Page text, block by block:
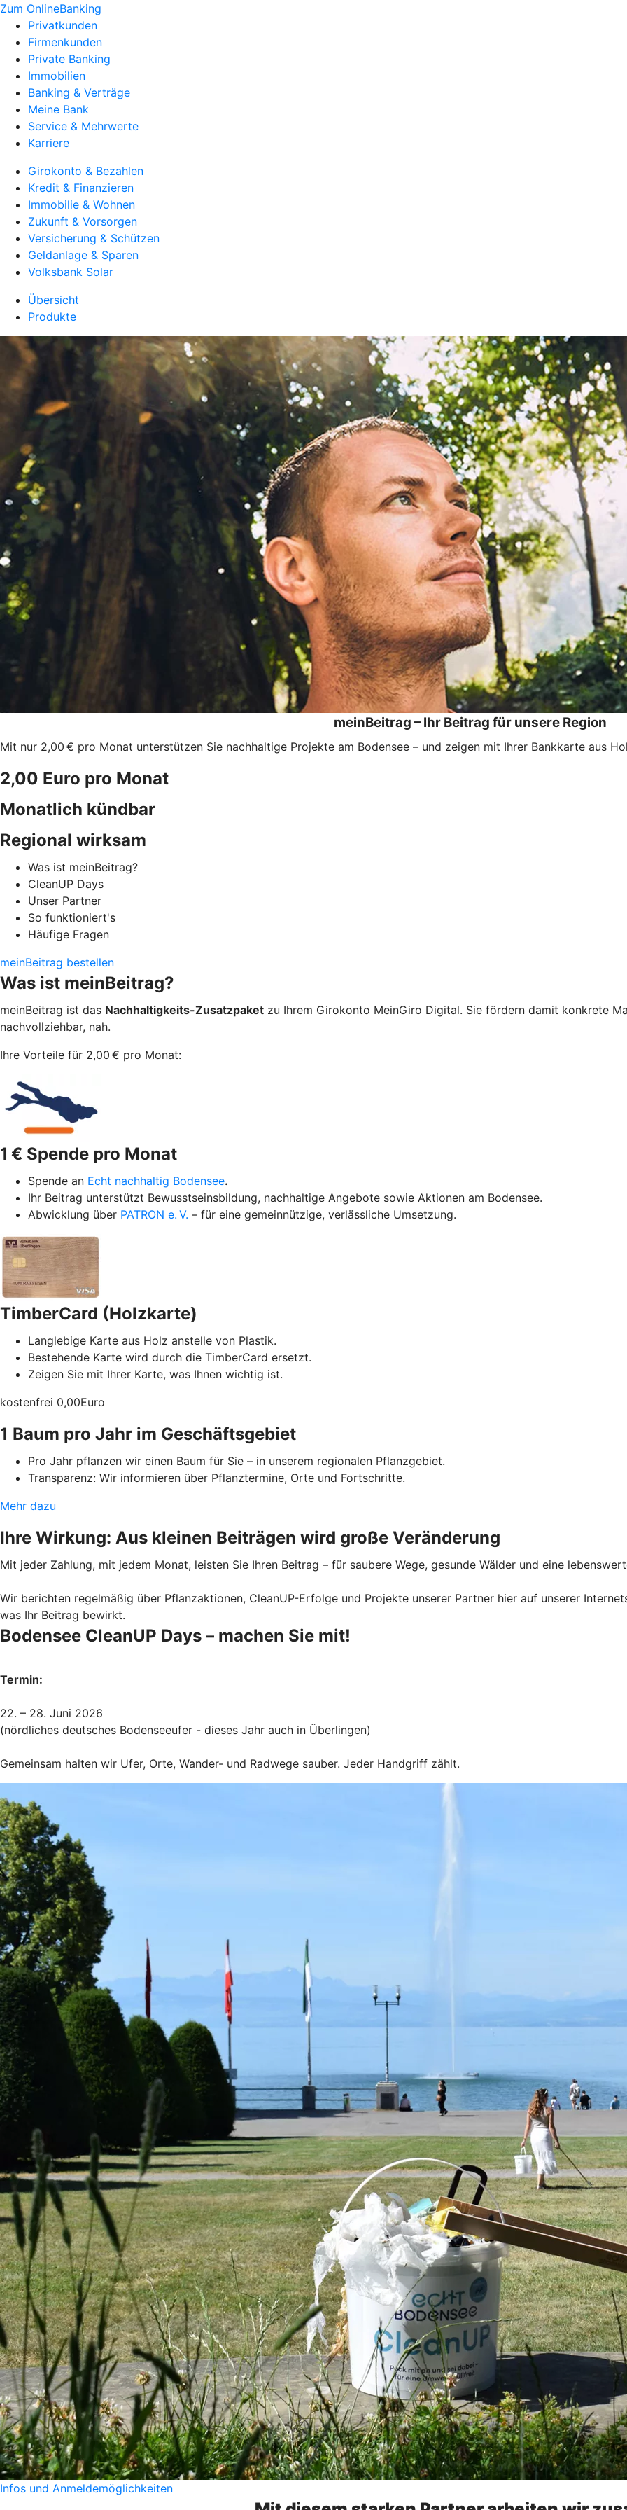
Zum OnlineBanking
Privatkunden
Firmenkunden
Private Banking
Immobilien
Banking & Verträge
Meine Bank
Service & Mehrwerte
Karriere
Girokonto & Bezahlen
Kredit & Finanzieren
Immobilie & Wohnen
Zukunft & Vorsorgen
Versicherung & Schützen
Geldanlage & Sparen
Volksbank Solar
Übersicht
Produkte
meinBeitrag – Ihr Beitrag für unsere Region
Mit nur 2,00 € pro Monat unterstützen Sie nachhaltige Projekte am Bodensee – und zeigen mit Ihrer Bankkarte aus
2,00 Euro pro Monat
Monatlich kündbar
Regional wirksam
Was ist meinBeitrag?
CleanUP Days
Unser Partner
So funktioniert's
Häufige Fragen
meinBeitrag bestellen
Was ist meinBeitrag?
meinBeitrag ist das Nachhaltigkeits-Zusatzpaket zu Ihrem Girokonto MeinGiro Digital. Sie fördern damit konkrete
nachvollziehbar, nah.
Ihre Vorteile für 2,00 € pro Monat:
1 € Spende pro Monat
Spende an Echt nachhaltig Bodensee.
Ihr Beitrag unterstützt Bewusstseinsbildung, nachhaltige Angebote sowie Aktionen am Bodensee.
Abwicklung über PATRON e. V. – für eine gemeinnützige, verlässliche Umsetzung.
TimberCard (Holzkarte)
Langlebige Karte aus Holz anstelle von Plastik.
Bestehende Karte wird durch die TimberCard ersetzt.
Zeigen Sie mit Ihrer Karte, was Ihnen wichtig ist.
kostenfrei 0,00Euro
1 Baum pro Jahr im Geschäftsgebiet
Pro Jahr pflanzen wir einen Baum für Sie – in unserem regionalen Pflanzgebiet.
Transparenz: Wir informieren über Pflanztermine, Orte und Fortschritte.
Mehr dazu
Ihre Wirkung: Aus kleinen Beiträgen wird große Veränderung
Mit jeder Zahlung, mit jedem Monat, leisten Sie Ihren Beitrag – für saubere Wege, gesunde Wälder und eine
Wir berichten regelmäßig über Pflanzaktionen, CleanUP-Erfolge und Projekte unserer Partner hier auf unserer
was Ihr Beitrag bewirkt.
Bodensee CleanUP Days – machen Sie mit!
Termin:
22. – 28. Juni 2026
(nördliches deutsches Bodenseeufer - dieses Jahr auch in Überlingen)
Gemeinsam halten wir Ufer, Orte, Wander- und Radwege sauber. Jeder Handgriff zählt.
Infos und Anmeldemöglichkeiten